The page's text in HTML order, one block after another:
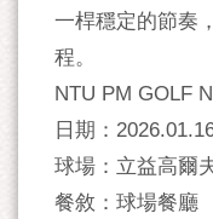
一桿穩定的節奏
程。
NTU PM GOLF
日期：
球場：立益高爾
餐敘：球場餐廳